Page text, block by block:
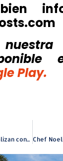
Play.
Mujeres populares realizan conversatorio Juntas por la Refundación